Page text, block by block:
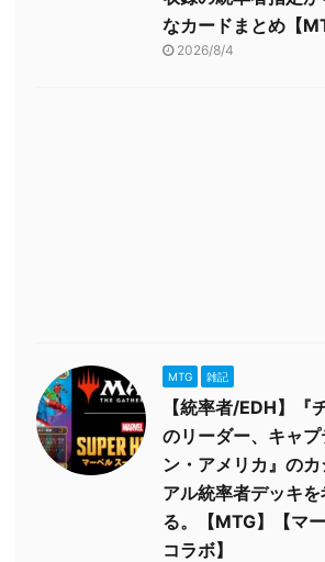
なカードまとめ【
2026/8/4
MTG 雑記
【統率者/EDH】『
のリーダー、キャプ
ン・アメリカ』のカ
アル統率者デッキを
る。【MTG】【マ
コラボ】